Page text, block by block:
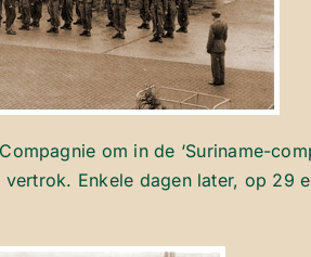
om in de ‘Suriname-
Enkele dagen later, op 29